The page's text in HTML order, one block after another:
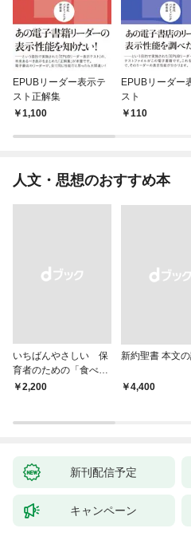
EPUBリーダー表示テ
スト正解集
1,100
EPUBリーダー
スト
110
人文・思想のおすすめ本
いちばんやさしい 保
育者のための「食べな
い子」サポートＢＯＯ
￥2,200
新約聖書 本文
￥4,400
新刊配信予定
キャンペーン